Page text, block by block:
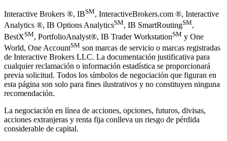
Interactive Brokers ®, IBSM, InteractiveBrokers.com ®, Interactive
Analytics ®, IB Options AnalyticsSM, IB SmartRoutingSM,
BestXSM, PortfolioAnalyst®, IB Trader WorkstationSM y One
World, One AccountSM son marcas de servicio o marcas registradas
de Interactive Brokers LLC. La documentación justificativa para
cualquier reclamación o información estadística se proporcionará
previa solicitud. Todos los símbolos de negociación que figuran en
esta página son solo para fines ilustrativos y no constituyen ninguna
recomendación.
La negociación en línea de acciones, opciones, futuros, divisas,
acciones extranjeras y renta fija conlleva un riesgo de pérdida
considerable de capital.